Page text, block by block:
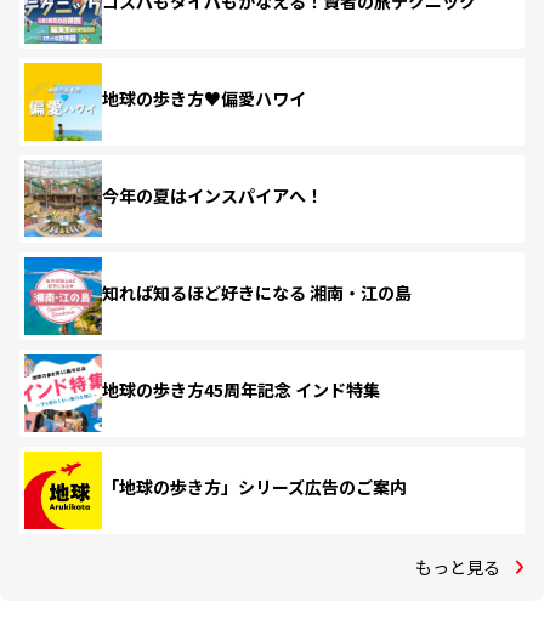
地球の歩き方♥偏愛ハワイ
今年の夏はインスパイアへ！
知れば知るほど好きになる 湘南・江の島
地球の歩き方45周年記念 インド特集
「地球の歩き方」シリーズ広告のご案内
もっと見る